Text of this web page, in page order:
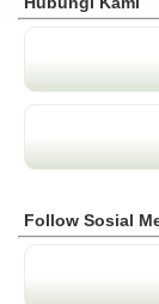
Follow Sosial